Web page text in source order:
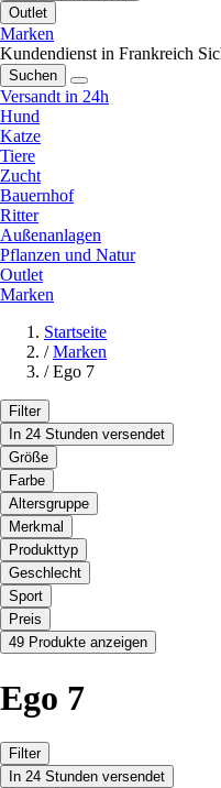
Outlet
Marken
Kundendienst in Frankreich
Suchen
Versandt in 24h
Hund
Katze
Tiere
Zucht
Bauernhof
Ritter
Außenanlagen
Pflanzen und Natur
Outlet
Marken
Startseite
/ Marken
/ Ego 7
Filter
In 24 Stunden versendet
Größe
Farbe
Altersgruppe
Merkmal
Produkttyp
Geschlecht
Sport
Preis
49 Produkte anzeigen
Ego 7
Filter
In 24 Stunden versendet